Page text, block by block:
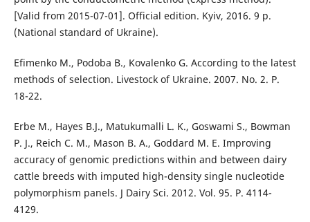
[Valid from 2015-07-01]. Official edition. Kyiv, 2016. 9 p.
(National standard of Ukraine).
Efimenko M., Podoba B., Kovalenko G. According to the latest
methods of selection. Livestock of Ukraine. 2007. No. 2. P.
18-22.
Erbe M., Hayes B.J., Matukumalli L. K., Goswami S., Bowman
P. J., Reich C. M., Mason B. A., Goddard M. E. Improving
accuracy of genomic predictions within and between dairy
cattle breeds with imputed high-density single nucleotide
polymorphism panels. J Dairy Sci. 2012. Vol. 95. P. 4114-
4129.